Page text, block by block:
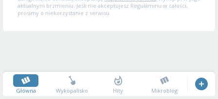
aktualnym brzmieniu. Jeśli nie akceptujesz Regulaminu w całości,
prosimy o niekorzystanie z serwisu.
Główna Wykopalisko Hity Mikroblog